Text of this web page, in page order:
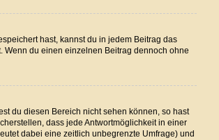
hast, kannst du in jedem Beitrag das
Wenn du einen einzelnen Beitrag dennoch ohne
du diesen Bereich nicht sehen können, so hast
dass jede Antwortmöglichkeit in einer
dabei eine zeitlich unbegrenzte Umfrage) und